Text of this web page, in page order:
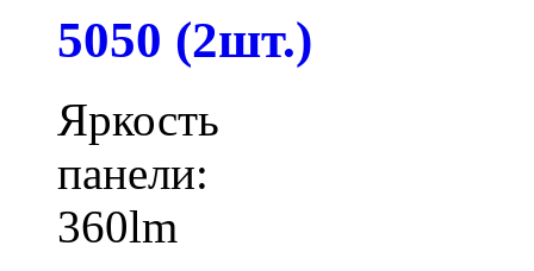
5050 (2шт.)
Яркость
панели:
360lm